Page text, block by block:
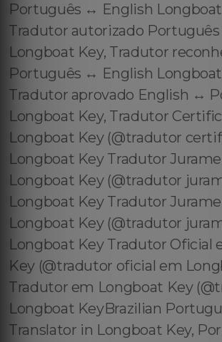
Português ↔️ English Longboat
Tradutor autorizado
Longboat Key, Tradutor
Português ↔️ English Longboat
Tradutor aprovado English ↔️
Longboat Key, Tradutor
Longboat Key (@tradutor
Longboat Key Tradutor
Longboat Key (@tradutor
Longboat Key Tradutor
Longboat Key (@tradutor
Longboat Key Tradutor Oficial
Key (@tradutor oficial em
Tradutor em Longboat Key
Longboat KeyBrazilian
Translator in Longboat Key,